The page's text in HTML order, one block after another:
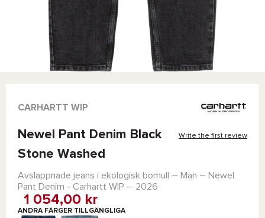
CARHARTT WIP
Newel Pant Denim Black
Stone Washed
Write the first review
Avslappnade jeans i ekologisk bomull – Man – Newel
Pant Denim - Carhartt WIP – 2026
1 054,00 kr
ANDRA FÄRGER TILLGÄNGLIGA